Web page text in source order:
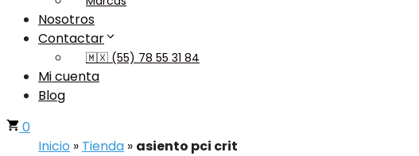
Nosotros
Contactar
🇲🇽 (55) 78 55 31 84
Mi cuenta
Blog
0
Inicio » Tienda » asiento pci crit